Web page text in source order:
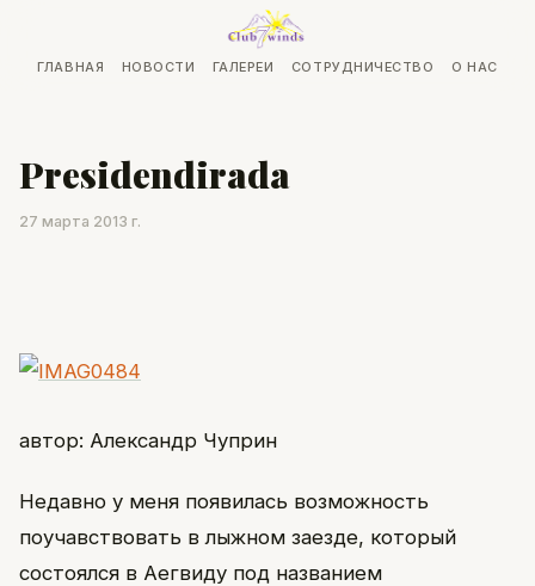
ГЛАВНАЯ НОВОСТИ ГАЛЕРЕИ СОТРУДНИЧЕСТВО О НАС
Presidendirada
27 марта 2013 г.
автор: Александр Чуприн
Недавно у меня появилась возможность
поучавствовать в лыжном заезде, который
состоялся в Аегвиду под названием